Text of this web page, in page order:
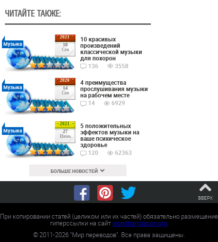
ЧИТАЙТЕ ТАКЖЕ:
2021
18
Сен
Музыка
10 красивых
произведений
классической музыки
для похорон
136
3558
2020
14
Сен
Музыка
4 преимущества
прослушивания музыки
на рабочем месте
14
6929
2021
27
Июнь
Музыка
5 положительных
эффектов музыки на
ваше психическое
здоровье
120
62363
БОЛЬШЕ НОВОСТЕЙ
ВВЕРХ
При копировании статей (целиком или их частей) обязательно размещение
гиперссылки на сайтworldtranslation.org.
©2011-2026 "Мир переводов". Все права защищены.